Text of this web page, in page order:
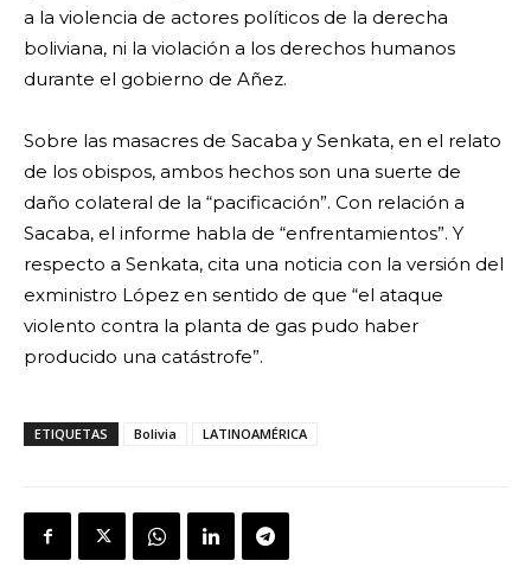
a la violencia de actores políticos de la derecha
boliviana, ni la violación a los derechos humanos
durante el gobierno de Añez.
Sobre las masacres de Sacaba y Senkata, en el relato
de los obispos, ambos hechos son una suerte de
daño colateral de la “pacificación”. Con relación a
Sacaba, el informe habla de “enfrentamientos”. Y
respecto a Senkata, cita una noticia con la versión del
exministro López en sentido de que “el ataque
violento contra la planta de gas pudo haber
producido una catástrofe”.
ETIQUETAS Bolivia LATINOAMÉRICA